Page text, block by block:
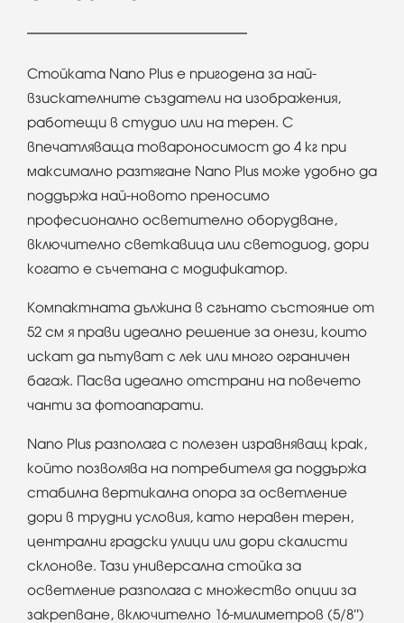
Стойката Nano Plus е пригодена за най-
взискателните създатели на изображения,
работещи в студио или на терен. С
впечатляваща товароносимост до 4 кг при
максимално разтягане Nano Plus може удобно да
поддържа най-новото преносимо
професионално осветително оборудване,
включително светкавица или светодиод, дори
когато е съчетана с модификатор.
Компактната дължина в сгънато състояние от
52 см я прави идеално решение за онези, които
искат да пътуват с лек или много ограничен
багаж. Пасва идеално отстрани на повечето
чанти за фотоапарати.
Nano Plus разполага с полезен изравняващ крак,
който позволява на потребителя да поддържа
стабилна вертикална опора за осветление
дори в трудни условия, като неравен терен,
централни градски улици или дори скалисти
склонове. Тази универсална стойка за
осветление разполага с множество опции за
закрепване, включително 16-милиметров (5/8'')